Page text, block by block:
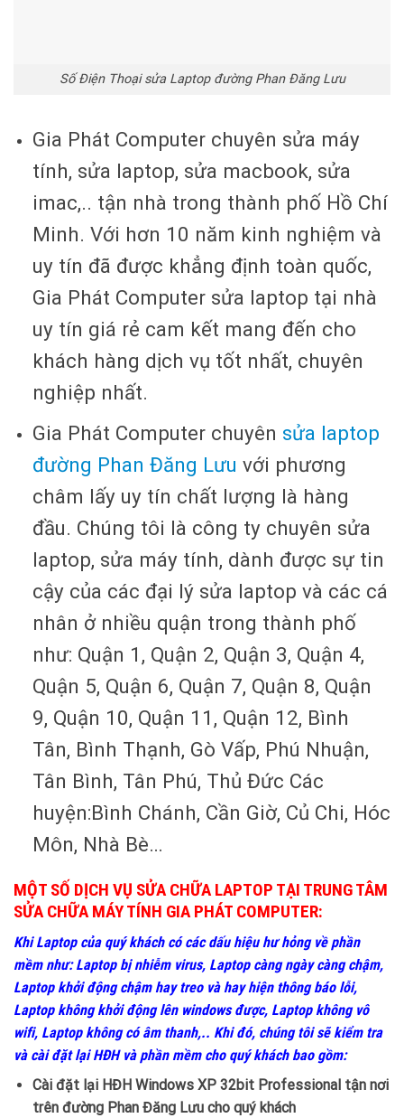
Số Điện Thoại sửa Laptop đường Phan Đăng Lưu
Gia Phát Computer chuyên sửa máy
tính, sửa laptop, sửa macbook, sửa
imac,.. tận nhà trong thành phố Hồ Chí
Minh. Với hơn 10 năm kinh nghiệm và
uy tín đã được khẳng định toàn quốc,
Gia Phát Computer sửa laptop tại nhà
uy tín giá rẻ cam kết mang đến cho
khách hàng dịch vụ tốt nhất, chuyên
nghiệp nhất.
Gia Phát Computer chuyên sửa laptop
đường Phan Đăng Lưu với phương
châm lấy uy tín chất lượng là hàng
đầu. Chúng tôi là công ty chuyên sửa
laptop, sửa máy tính, dành được sự tin
cậy của các đại lý sửa laptop và các cá
nhân ở nhiều quận trong thành phố
như: Quận 1, Quận 2, Quận 3, Quận 4,
Quận 5, Quận 6, Quận 7, Quận 8, Quận
9, Quận 10, Quận 11, Quận 12, Bình
Tân, Bình Thạnh, Gò Vấp, Phú Nhuận,
Tân Bình, Tân Phú, Thủ Đức Các
huyện:Bình Chánh, Cần Giờ, Củ Chi, Hóc
Môn, Nhà Bè…
MỘT SỐ DỊCH VỤ SỬA CHỮA LAPTOP TẠI TRUNG TÂM
SỬA CHỮA MÁY TÍNH GIA PHÁT COMPUTER:
Khi Laptop của quý khách có các dấu hiệu hư hỏng về phần
mềm như: Laptop bị nhiễm virus, Laptop càng ngày càng chậm,
Laptop khởi động chậm hay treo và hay hiện thông báo lỗi,
Laptop không khởi động lên windows được, Laptop không vô
wifi, Laptop không có âm thanh,.. Khi đó, chúng tôi sẽ kiểm tra
và cài đặt lại HĐH và phần mềm cho quý khách bao gồm:
Cài đặt lại HĐH Windows XP 32bit Professional tận nơi
trên đường Phan Đăng Lưu cho quý khách